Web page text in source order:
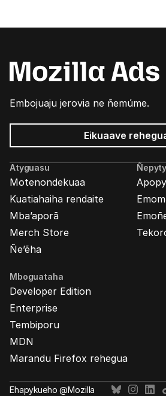
Embojuaju jerovia ne ñemúme.
Eikuaave Mozilla
Atyguasu
Motenondekuaa
Kuatiahaiha rendaite
Mba’aporã
Merch Store
Ñe’ẽha
Mboguataha
Developer Edition
Enterprise
Tembiporu
MDN
Marandu Firefox rehegua
Ehapykueho @Mozilla